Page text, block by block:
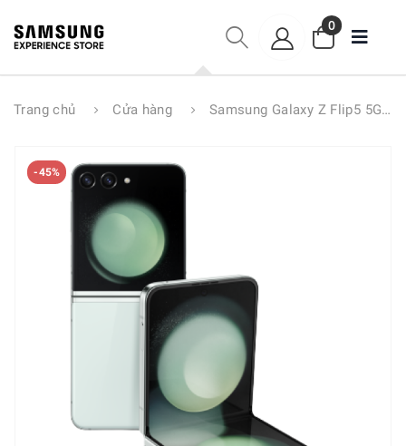
0
Trang chủ Cửa hàng Samsung Galaxy Z Flip5 5G 256GB
-45%